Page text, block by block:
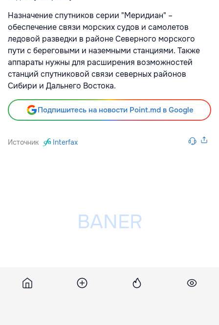
Назначение спутников серии "Меридиан" –
обеспечение связи морских судов и самолетов
ледовой разведки в районе Северного морского
пути с береговыми и наземными станциями. Также
аппараты нужны для расширения возможностей
станций спутниковой связи северных районов
Сибири и Дальнего Востока.
Подпишитесь на новости Point.md в Google
Источник Interfax
Разместить рекламу на сайте